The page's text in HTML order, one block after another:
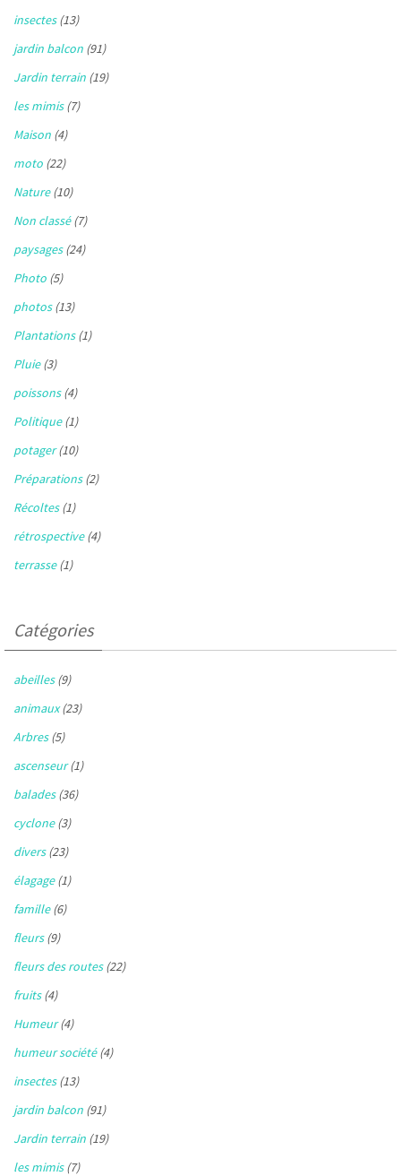
insectes(13)
jardin balcon (91)
Jardin terrain (19)
les mimis(7)
Maison (4)
moto (22)
Nature(10)
Non classé(7)
paysages(24)
Photo (5)
photos(13)
Plantations(1)
Pluie(3)
poissons(4)
Politique(1)
potager(10)
Préparations(2)
Récoltes(1)
rétrospective(4)
terrasse(1)
Catégories
abeilles(9)
animaux(23)
Arbres(5)
ascenseur(1)
balades(36)
cyclone(3)
divers(23)
élagage(1)
famille(6)
fleurs(9)
fleurs des routes(22)
fruits(4)
Humeur(4)
humeur société(4)
insectes(13)
jardin balcon (91)
Jardin terrain (19)
les mimis(7)